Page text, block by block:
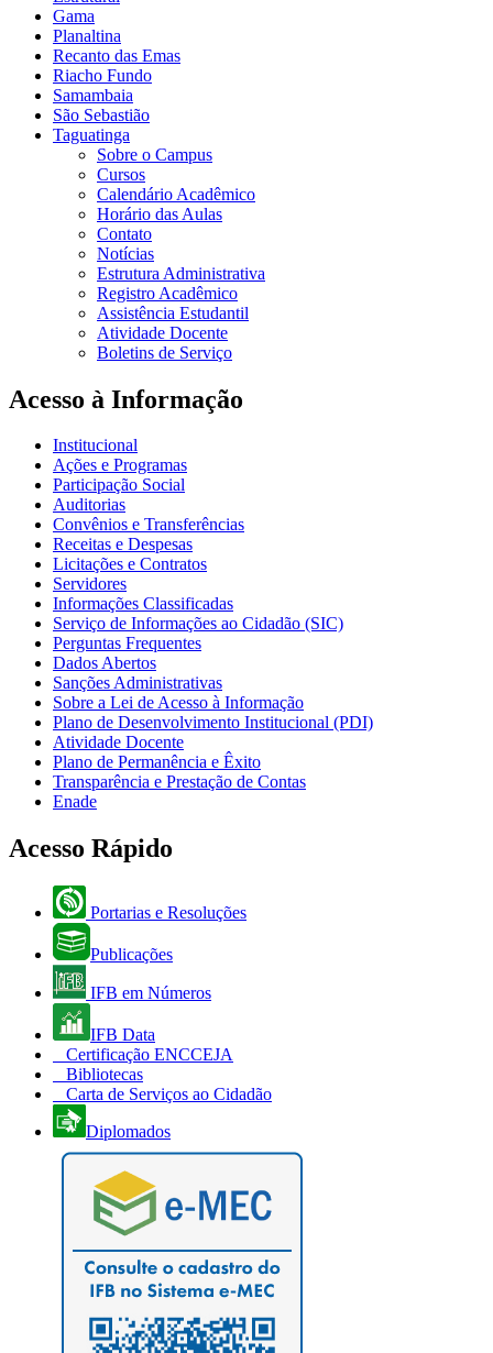
Gama
Planaltina
Recanto das Emas
Riacho Fundo
Samambaia
São Sebastião
Taguatinga
Sobre o Campus
Cursos
Calendário Acadêmico
Horário das Aulas
Contato
Notícias
Estrutura Administrativa
Registro Acadêmico
Assistência Estudantil
Atividade Docente
Boletins de Serviço
Acesso à Informação
Institucional
Ações e Programas
Participação Social
Auditorias
Convênios e Transferências
Receitas e Despesas
Licitações e Contratos
Servidores
Informações Classificadas
Serviço de Informações ao Cidadão (SIC)
Perguntas Frequentes
Dados Abertos
Sanções Administrativas
Sobre a Lei de Acesso à Informação
Plano de Desenvolvimento Institucional (PDI)
Atividade Docente
Plano de Permanência e Êxito
Transparência e Prestação de Contas
Enade
Acesso Rápido
Portarias e Resoluções
Publicações
IFB em Números
IFB Data
Certificação ENCCEJA
Bibliotecas
Carta de Serviços ao Cidadão
Diplomados